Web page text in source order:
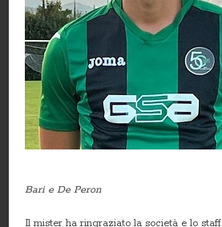
Bari e De Peron
Il mister ha ringraziato la società e lo